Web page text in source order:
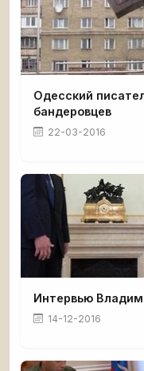
Одесский
бандеровцев
22-03-2016
Интервью
14-12-2016